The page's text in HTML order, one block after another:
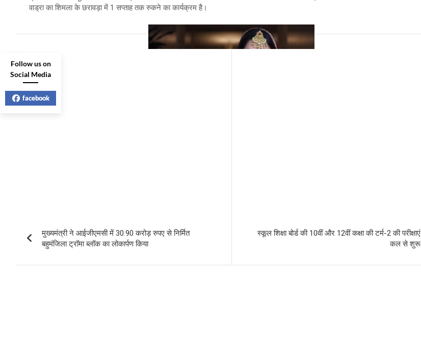
वाड्रा का शिमला के छरावड़ा में 1 सप्ताह तक रुकने का कार्यक्रम है।
Post
navigation
मुख्यमंत्री ने आईजीएमसी में 30.90 करोड़ रुपए से निर्मित
बहुमंजिला ट्रॉमा ब्लॉक का लोकार्पण किया
स्कूल शिक्षा बोर्ड की 10वीं और 12वीं कक्षा की टर्म-2 की परीक्षाएं
कल से शुरू
Follow us on
Social Media
facebook